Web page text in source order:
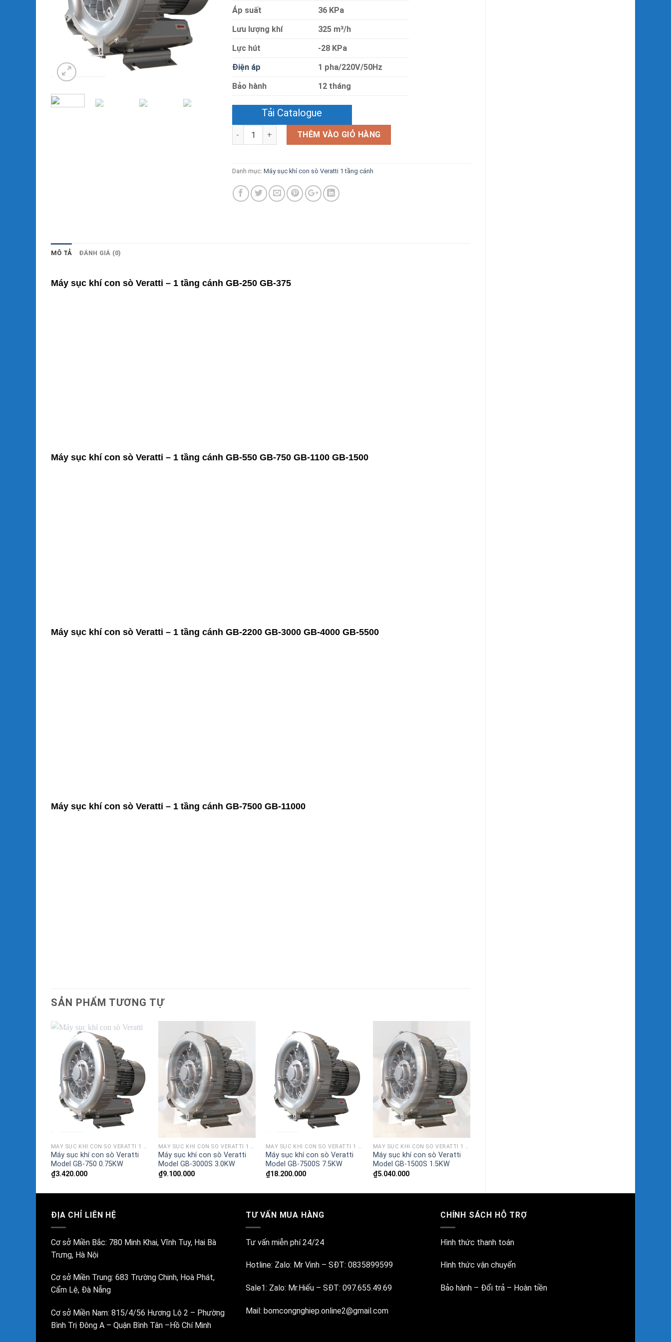
Áp suất
36 KPa
Lưu lượng khí
325 m³/h
Lực hút
-28 KPa
Điện áp
1 pha/220V/50Hz
Bảo hành
12 tháng
Tải Catalogue
Số lượng THÊM VÀO GIỎ HÀNG
Danh mục: Máy sục khí con sò Veratti 1 tầng cánh
MÔ TẢ ĐÁNH GIÁ (0)
Máy sục khí con sò Veratti – 1 tầng cánh GB-250 GB-375
Máy sục khí con sò Veratti – 1 tầng cánh GB-550 GB-750 GB-1100 GB-1500
Máy sục khí con sò Veratti – 1 tầng cánh GB-2200 GB-3000 GB-4000 GB-5500
Máy sục khí con sò Veratti – 1 tầng cánh GB-7500 GB-11000
SẢN PHẨM TƯƠNG TỰ
MÁY SỤC KHÍ CON SÒ VERATTI 1 TẦNG CÁNH
Máy sục khí con sò Veratti
Model GB-750 0.75KW
₫3.420.000
MÁY SỤC KHÍ CON SÒ VERATTI 1 TẦNG CÁNH
Máy sục khí con sò Veratti
Model GB-3000S 3.0KW
₫9.100.000
MÁY SỤC KHÍ CON SÒ VERATTI 1 TẦNG CÁNH
Máy sục khí con sò Veratti
Model GB-7500S 7.5KW
₫18.200.000
MÁY SỤC KHÍ CON SÒ VERATTI 1 TẦNG CÁNH
Máy sục khí con sò Veratti
Model GB-1500S 1.5KW
₫5.040.000
Cơ sở Miền Bắc:
Trưng, Hà Nội
Cơ sở Miền Trung:
Cẩm Lệ, Đà Nẵng
Cơ sở Miền Nam:
815/4/56 Hương Lộ 2 – Phường
Tư vấn miễn phí 24/24
Hotline:Zalo: Mr Vinh –SĐT: 0835899599
Sale1: Zalo: Mr.Hiếu–SĐT: 097.655.49.69
Hình thức thanh toán
Hình thức vận chuyển